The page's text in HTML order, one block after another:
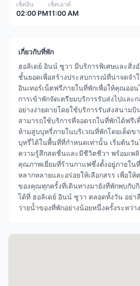
เช็คอิน
02:00 PM
เช็คเอาต์
11:00 AM
เกี่ยวกับที่พัก
ฮอลิเดย์ อินน์ ซูวา มีบริการพิเศษและสิ่ง
ชั้นยอดเพื่อสร้างประสบการณ์ที่น่าจดจำ
อินเทอร์เน็ตฟรีภายในที่พักเพื่อให้คุณออ
การเข้าพักจัดเตรียมบริการรับส่งไปและ
อย่างง่ายดายโดยใช้บริการรับส่งสนามบิ
สามารถใช้บริการที่จอดรถในที่พักได้ฟรี
ห้ามสูบบุหรี่ภายในบริเวณที่พักโดยเด็ดข
บุหรี่ได้ในพื้นที่ที่กำหนดเท่านั้น เริ่มต้นวั
ความรู้สึกสดชื่นและมีชีวิตชีวา พร้อมเพ
คุณภาพเยี่ยมที่ร้านกาแฟซึ่งตั้งอยู่ภายใน
หลากหลายและอร่อยให้เลือกสรร เพื่อใ
ของคุณทุกครั้งที่เดินทางมายังที่พักพบกับ
ได้ที่ ฮอลิเดย์ อินน์ ซูวา ตลอดทั้งวัน อย่า
ว่ายน้ำของที่พักอย่างน้อยหนึ่งครั้งระหว่